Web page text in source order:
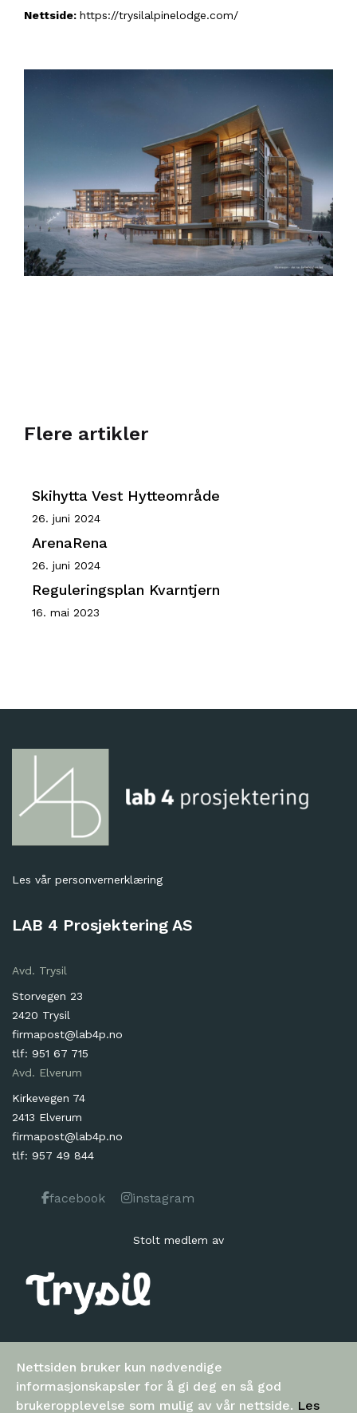
Nettside: https://trysilalpinelodge.com/
Flere artikler
Skihytta Vest Hytteområde
26. juni 2024
ArenaRena
26. juni 2024
Reguleringsplan Kvarntjern
16. mai 2023
Les vår personvernerklæring
LAB 4 Prosjektering AS
Avd. Trysil
Storvegen 23
2420 Trysil
firmapost@lab4p.no
tlf: 951 67 715
Avd. Elverum
Kirkevegen 74
2413 Elverum
firmapost@lab4p.no
tlf: 957 49 844
facebook instagram
Stolt medlem av
Alle rettigheter Lab4 Prosjektering AS | Utarbeidet avglåme
Nettsiden bruker kun nødvendige
informasjonskapsler for å gi deg en så god
brukeropplevelse som mulig av vår nettside. Les